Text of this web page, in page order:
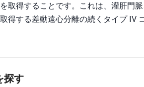
取得することです。これは、灌肝門
得する差動遠心分離の続くタイプ IV
探す